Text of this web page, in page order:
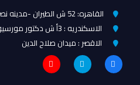
القاهره: 52 ش الطيران -مدينه نصر
الاسكندريه : 3أ ش دكتور مورسيون
الاقصر : ميدان صلاح الدين